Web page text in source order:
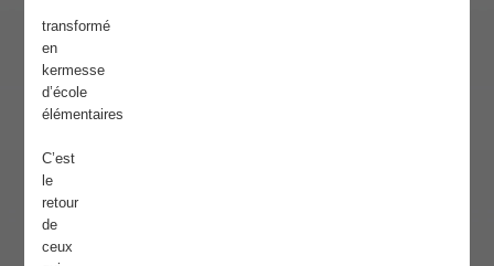
transformé
en
kermesse
d’école
élémentaires
C’est
le
retour
de
ceux